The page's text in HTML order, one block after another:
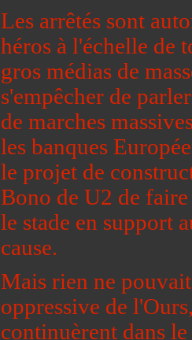
Les arrêtés sont
héros à l'échelle de
gros médias de
s'empêcher de
de marches
les banques
le projet de
Bono de U2 de faire
le stade en support
cause.
Mais rien ne
oppressive de
continuèrent dans